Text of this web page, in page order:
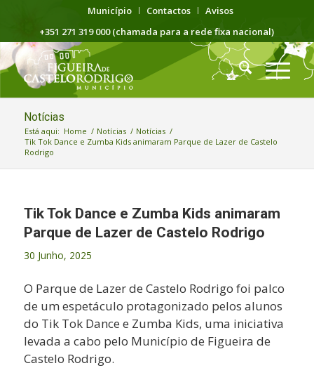
Município Contactos
Avisos
+351 271 319 000 (chamada para a rede fixa nacional)
Notícias
Está aqui: Home / Notícias / Notícias /
Tik Tok Dance e Zumba Kids animaram Parque de Lazer de Castelo
Rodrigo
Tik Tok Dance e Zumba Kids animaram
Parque de Lazer de Castelo Rodrigo
30 Junho, 2025
O Parque de Lazer de Castelo Rodrigo foi palco
de um espetáculo protagonizado pelos alunos
do Tik Tok Dance e Zumba Kids, uma iniciativa
levada a cabo pelo Município de Figueira de
Castelo Rodrigo.